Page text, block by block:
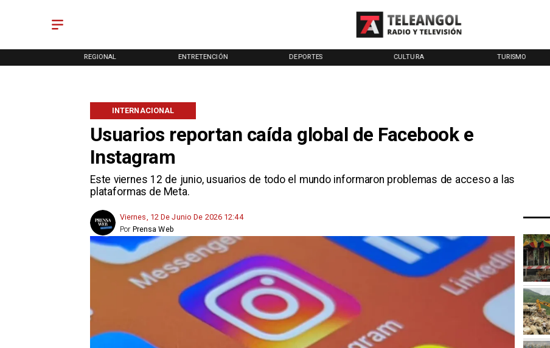
REGIONAL ENTRETENCIÓN DEPORTES CULTURA TURISMO
Usuarios reportan caída global de Facebook e
Instagram
Este viernes 12 de junio, usuarios de todo el mundo informaron problemas de acceso a las
plataformas de Meta.
INTERNACIONAL
Viernes, 12 De Junio De 2026 12:44
Prensa Web
Por